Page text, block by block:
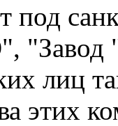
под
лиц
этих